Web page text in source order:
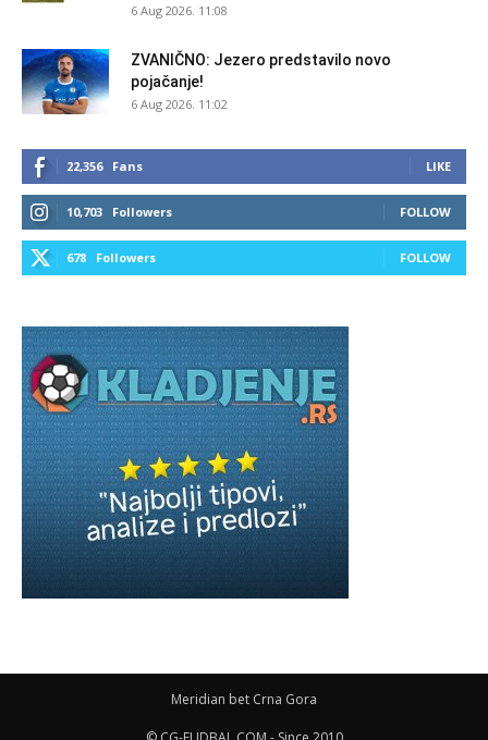
6 Aug 2026. 11:08
ZVANIČNO: Jezero predstavilo novo
pojačanje!
6 Aug 2026. 11:02
22,356 Fans LIKE
10,703 Followers FOLLOW
678 Followers FOLLOW
Meridian bet Crna Gora